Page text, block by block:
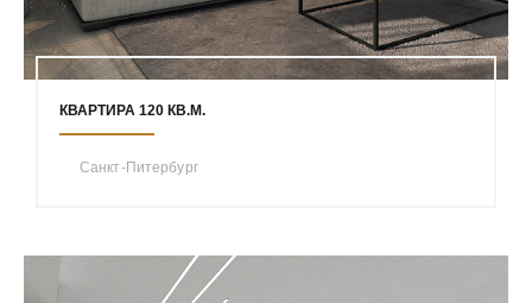
КВАРТИРА 120 КВ.М.
Санкт-Питербург